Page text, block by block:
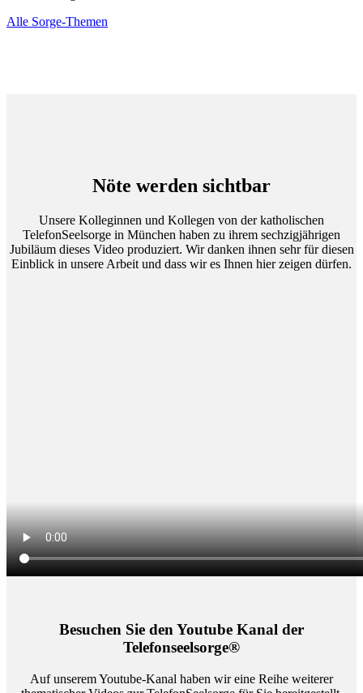
Alle Sorge-Themen
Nöte werden sichtbar
Unsere Kolleginnen und Kollegen von der katholischen
TelefonSeelsorge in München haben zu ihrem sechzigjährigen
Jubiläum dieses Video produziert. Wir danken ihnen sehr für diesen
Einblick in unsere Arbeit und dass wir es Ihnen hier zeigen dürfen.
Besuchen Sie den Youtube Kanal der
Telefonseelsorge®
Auf unserem Youtube-Kanal haben wir eine Reihe weiterer